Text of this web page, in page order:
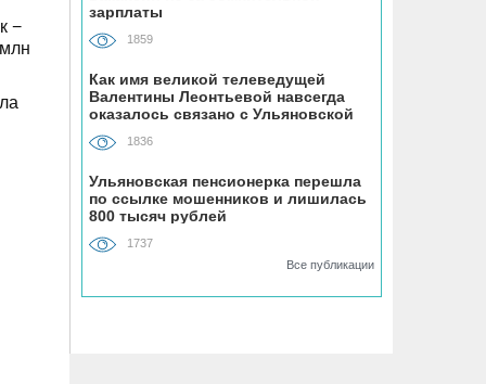
−
07.08, 18:43
благоустраивают место воинского
захоронения
07.08, 18:00
До +34 градусов раскалится воздух в
Ульяновской области в субботу
07.08, 17:35
на спорт и здоровый образ жизни
зарплаты
1859
Как имя великой телеведущей
Валентины Леонтьевой навсегда
оказалось связано с Ульяновской
областью
1836
Ульяновская пенсионерка перешла
по ссылке мошенников и лишилась
800 тысяч рублей
1737
Все публикации